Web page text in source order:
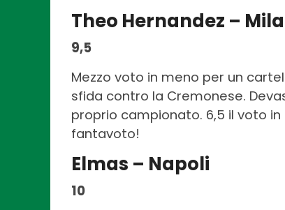
Theo Hernandez –
9,5
Mezzo voto in meno per un
sfida contro la Cremonese.
proprio campionato. 6,5 il voto in
fantavoto!
Elmas – Napoli
10